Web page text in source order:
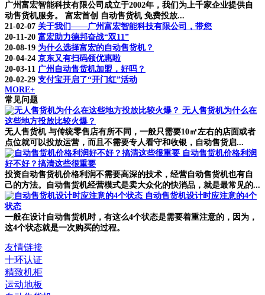
广州富宏智能科技有限公司成立于2002年，我们为上千家企业提供自
动售货机服务。 富宏首创 自动售货机 免费投放...
21-02-07 关于我们——广州富宏智能科技有限公司，带您
20-11-20 富宏助力德邦奋战“双11”
20-08-19 为什么选择富宏的自动售货机？
20-04-24 京东又有扫码领优惠啦
20-03-11 广州自动售货机加盟，好吗？
20-02-29 支付宝开启了“开门红”活动
MORE+
常见问题
无人售货机为什么在
这些地方投放比较火爆？
无人售货机 与传统零售店有所不同，一般只需要10㎡左右的店面或者
点位就可以投放运营，而且不需要专人看守和收银，自动售货启...
自动售货机价格利润
好不好？搞清这些很重要
投资自动售货机价格利润不需要高深的技术，经营自动售货机也有自
己的方法。自动售货机经营模式是卖大众化的快消品，就是最常见的...
自动售货机设计时应注意的4个
状态
一般在设计自动售货机时，有这么4个状态是需要着重注意的，因为，
这4个状态就是一次购买的过程。
友情链接
十环认证
精致机柜
运动地板